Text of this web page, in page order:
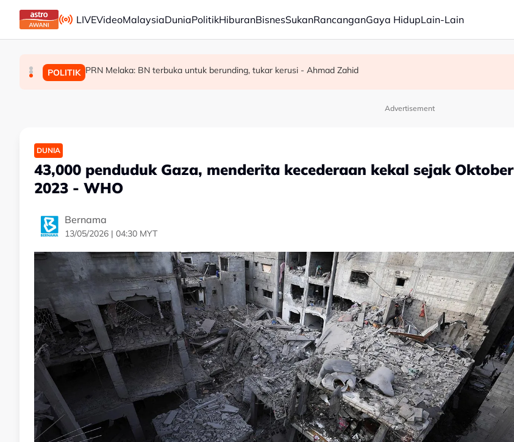
Skip to main content
LIVEVideoMalaysiaDuniaPolitikHiburanBisnesSukanRancanganGaya HidupLain-Lain
MALAYSIA Malaysia bakal bina kilang fraksinasi plasma sendiri dalam tempoh lima tahun - KKM
MALAYSIA Rundingan import udang Thailand dijangka selesai pertengahan bulan ini - Mohamad
POLITIK PRN Melaka: BN terbuka untuk berunding, tukar kerusi - Ahmad Zahid
Advertisement
DUNIA
43,000 penduduk Gaza, menderita kecederaan kekal sejak Oktober
2023 - WHO
Bernama
13/05/2026 | 04:30 MYT